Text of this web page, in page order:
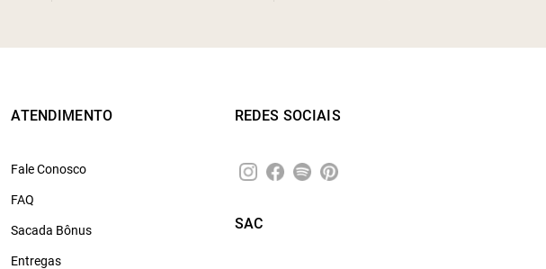
ATENDIMENTO
Fale Conosco
FAQ
Sacada Bônus
Entregas
REDES SOCIAIS
SAC